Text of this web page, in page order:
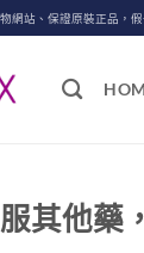
網站、保證原裝正品，
其他藥